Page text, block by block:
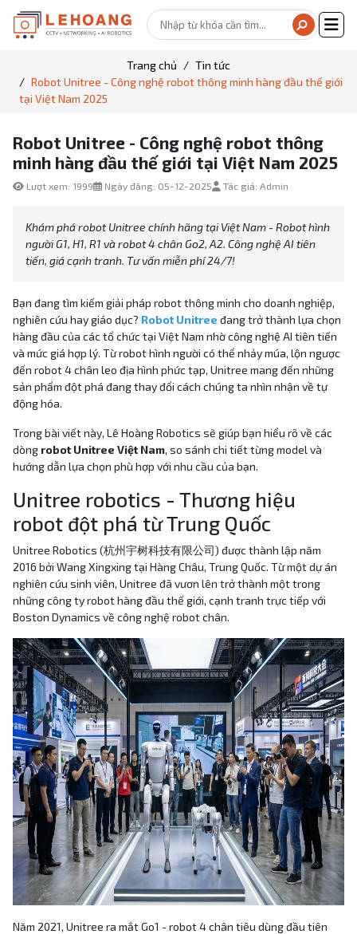
Trang chủ
Tin tức
Robot Unitree - Công nghệ robot thông minh hàng đầu thế giới
tại Việt Nam 2025
Robot Unitree - Công nghệ robot thông
minh hàng đầu thế giới tại Việt Nam 2025
Lượt xem: 1999 Ngày đăng: 05-12-2025 Tác giả: Admin
Khám phá robot Unitree chính hãng tại Việt Nam - Robot hình
người G1, H1, R1 và robot 4 chân Go2, A2. Công nghệ AI tiên
tiến, giá cạnh tranh. Tư vấn miễn phí 24/7!
Bạn đang tìm kiếm giải pháp robot thông minh cho doanh nghiệp,
nghiên cứu hay giáo dục? Robot Unitree đang trở thành lựa chọn
hàng đầu của các tổ chức tại Việt Nam nhờ công nghệ AI tiên tiến
và mức giá hợp lý. Từ robot hình người có thể nhảy múa, lộn ngược
đến robot 4 chân leo địa hình phức tạp, Unitree mang đến những
sản phẩm đột phá đang thay đổi cách chúng ta nhìn nhận về tự
động hóa.
Trong bài viết này, Lê Hoàng Robotics sẽ giúp bạn hiểu rõ về các
dòng robot Unitree Việt Nam, so sánh chi tiết từng model và
hướng dẫn lựa chọn phù hợp với nhu cầu của bạn.
Unitree robotics - Thương hiệu
robot đột phá từ Trung Quốc
Unitree Robotics (杭州宇树科技有限公司) được thành lập năm
2016 bởi Wang Xingxing tại Hàng Châu, Trung Quốc. Từ một dự án
nghiên cứu sinh viên, Unitree đã vươn lên trở thành một trong
những công ty robot hàng đầu thế giới, cạnh tranh trực tiếp với
Boston Dynamics về công nghệ robot chân.
Năm 2021, Unitree ra mắt Go1 - robot 4 chân tiêu dùng đầu tiên